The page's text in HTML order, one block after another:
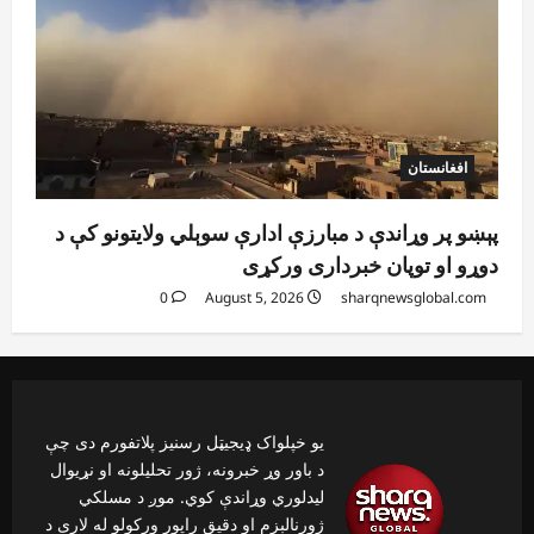
افغانستان
پېښو پر وړاندې د مبارزې ادارې سوېلي ولایتونو کې د
دوړو او توپان خبرداری ورکړی
sharqnewsglobal.com
0
یو خپلواک ډیجیټل رسنیز پلاتفورم دی چې
د باور وړ خبرونه، ژور تحلیلونه او نړیوال
لیدلوري وړاندې کوي. موږ د مسلکي
ژورنالېزم او دقیق راپور ورکولو له لارې د